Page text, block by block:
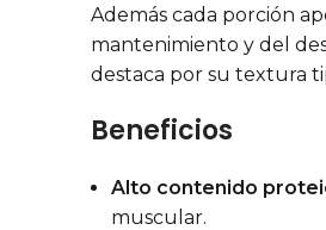
Además cada porción
mantenimiento y del
destaca por su textura
Beneficios
Alto contenido
muscular.